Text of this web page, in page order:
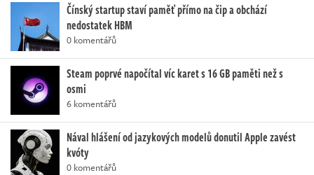
Čínský startup staví paměť přímo na čip a obchází
nedostatek HBM
0 komentářů
Steam poprvé napočítal víc karet s 16 GB paměti než s
osmi
6 komentářů
Nával hlášení od jazykových modelů donutil Apple zavést
kvóty
0 komentářů